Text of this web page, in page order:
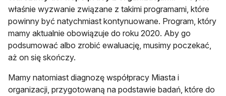
właśnie wyzwanie związane z takimi programami, które
powinny być natychmiast kontynuowane. Program, który
mamy aktualnie obowiązuje do roku 2020. Aby go
podsumować albo zrobić ewaluację, musimy poczekać,
aż on się skończy.
Mamy natomiast diagnozę współpracy Miasta i
organizacji, przygotowaną na podstawie badań, które do